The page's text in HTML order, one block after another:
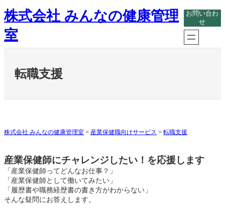
内
容
を
ス
キ
株式会社 みんなの健康管理
室
お問い合わ
せ
転職支援
株式会社 みんなの健康管理室 > 産業保健職向けサービス > 転職支援
産業保健師にチャレンジしたい！を応援します
「産業保健師ってどんなお仕事？」
「産業保健師として働いてみたい」
「履歴書や職務経歴書の書き方がわからない」
そんな疑問にお答えします。